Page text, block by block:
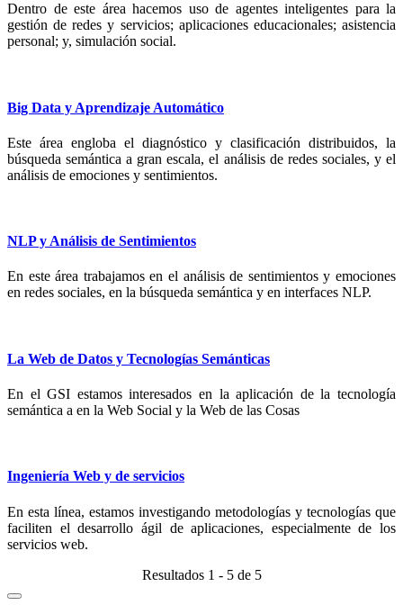
Dentro de este área hacemos uso de agentes inteligentes para la
gestión de redes y servicios; aplicaciones educacionales; asistencia
personal; y, simulación social.
Big Data y Aprendizaje Automático
Este área engloba el diagnóstico y clasificación distribuidos, la
búsqueda semántica a gran escala, el análisis de redes sociales, y el
análisis de emociones y sentimientos.
NLP y Análisis de Sentimientos
En este área trabajamos en el análisis de sentimientos y emociones
en redes sociales, en la búsqueda semántica y en interfaces NLP.
La Web de Datos y Tecnologías Semánticas
En el GSI estamos interesados en la aplicación de la tecnología
semántica a en la Web Social y la Web de las Cosas
Ingeniería Web y de servicios
En esta línea, estamos investigando metodologías y tecnologías que
faciliten el desarrollo ágil de aplicaciones, especialmente de los
servicios web.
Resultados 1 - 5 de 5